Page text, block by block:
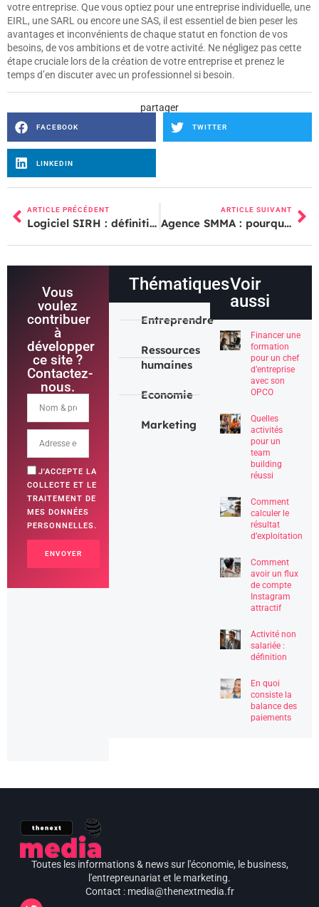
votre entreprise. Que vous optiez pour une entreprise individuelle, une
EIRL, une SARL ou encore une SAS, il est essentiel de bien peser les
avantages et inconvénients de chaque statut en fonction de vos
besoins, de vos ambitions et de votre activité. Ne négligez pas cette
étape cruciale lors de la création de votre entreprise et prenez le
temps d’en discuter avec un professionnel si besoin.
partager
FACEBOOK TWITTER
LINKEDIN
ARTICLE PRÉCÉDENT
Logiciel SIRH : définition et intérêts
ARTICLE SUIVANT
Agence SMMA : pourquoi y faire appel
Voir
aussi
Financer une
formation
pour un chef
d’entreprise
avec son
OPCO
Quelles
activités
pour un
team
building
réussi
Comment
calculer le
résultat
d’exploitation
Comment
avoir un flux
de compte
Instagram
attractif
Activité non
salariée :
définition
En quoi
consiste la
balance des
paiements
Thématiques
Entreprendre
Ressources
humaines
Economie
Marketing
Vous
voulez
contribuer
à
développer
ce site ?
Contactez-
nous.
J'ACCEPTE LA
COLLECTE ET LE
TRAITEMENT DE
MES DONNÉES
PERSONNELLES.
ENVOYER
Toutes les informations & news sur l'économie, le business,
l'entrepreunariat et le marketing.
Contact : media@thenextmedia.fr